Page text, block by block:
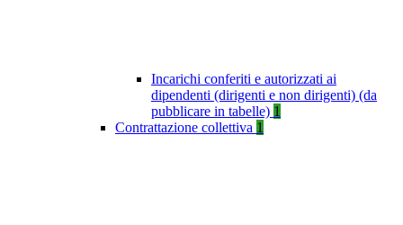
Incarichi conferiti e autorizzati ai
dipendenti (dirigenti e non dirigenti) (da
pubblicare in tabelle) 1
Contrattazione collettiva 1